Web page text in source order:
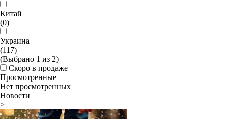
Китай
(0)
Украина
(117)
(Выбрано 1 из 2)
Скоро в продаже
Просмотренные
Нет просмотренных
Новости
>